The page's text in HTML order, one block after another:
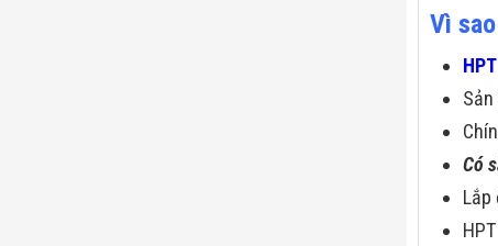
Vì
Có
Lắp